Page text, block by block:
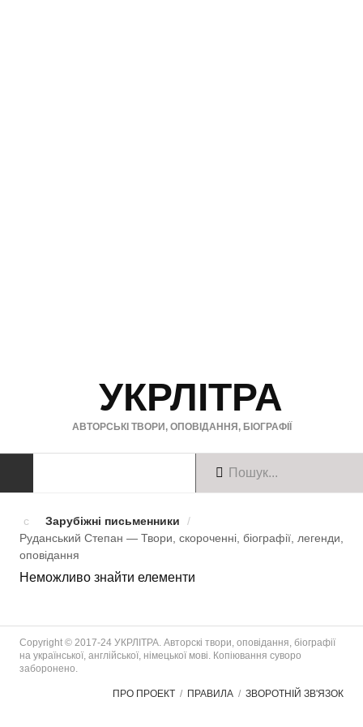
УКРЛІТРА
АВТОРСЬКІ ТВОРИ, ОПОВІДАННЯ, БІОГРАФІЇ
Твори українською
Твори англійською
БІОГРАФІЇ
Українські письменники
Зарубіжні письменники
/
Руданський Степан — Твори, скороченні, біографії, легенди,
оповiдання
Неможливо знайти елементи
Copyright © 2017-24 УКРЛІТРА. Авторскі твори, оповідання, біографії
на української, англійської, німецької мові. Копіювання суворо
заборонено.
ПРО ПРОЕКТ ПРАВИЛА ЗВОРОТНІЙ ЗВ'ЯЗОК